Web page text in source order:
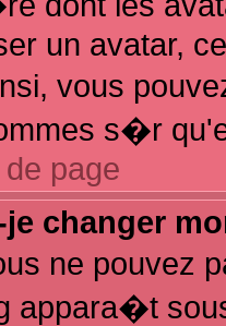
un avatar,
vous
s�r
page
changer
ne pouvez
appara�t